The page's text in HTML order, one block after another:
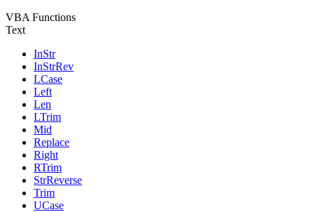
VBA Functions
Text
InStr
InStrRev
LCase
Left
Len
LTrim
Mid
Replace
Right
RTrim
StrReverse
Trim
UCase